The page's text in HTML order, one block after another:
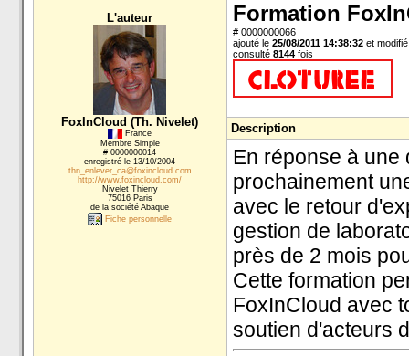
L'auteur
FoxInCloud (Th. Nivelet)
France
Membre Simple
# 0000000014
enregistré le 13/10/2004
thn_enlever_ca@foxincloud.com
http://www.foxincloud.com/
Nivelet Thierry
75016 Paris
de la société Abaque
Fiche personnelle
Formation
# 0000000066
ajouté le 25/08/2011 14:38:32et
consulté 8144fois
Description
En réponse à une
prochainement
avec le retour
gestion de
près de 2 mois
Cette formation
FoxInCloud avec
soutien d'acteurs